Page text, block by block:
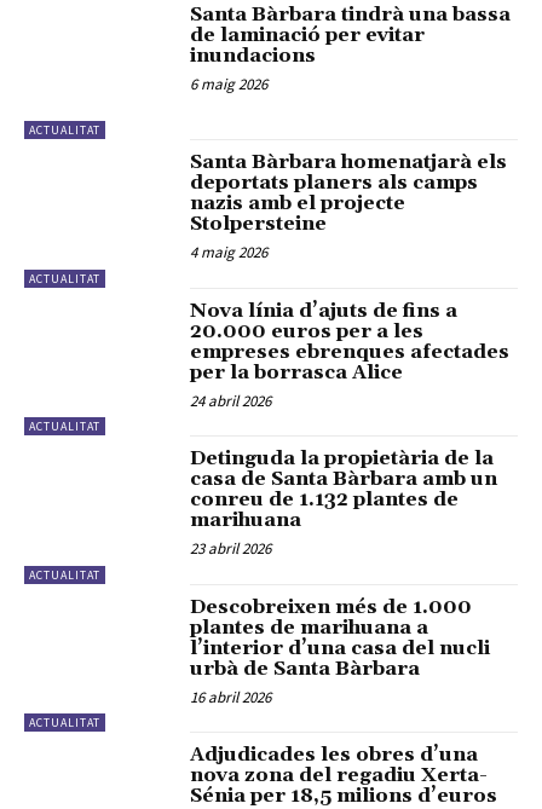
ACTUALITAT
Santa Bàrbara tindrà una bassa
de laminació per evitar
inundacions
6 maig 2026
ACTUALITAT
Santa Bàrbara homenatjarà els
deportats planers als camps
nazis amb el projecte
Stolpersteine
4 maig 2026
ACTUALITAT
Nova línia d’ajuts de fins a
20.000 euros per a les
empreses ebrenques afectades
per la borrasca Alice
24 abril 2026
ACTUALITAT
Detinguda la propietària de la
casa de Santa Bàrbara amb un
conreu de 1.132 plantes de
marihuana
23 abril 2026
ACTUALITAT
Descobreixen més de 1.000
plantes de marihuana a
l’interior d’una casa del nucli
urbà de Santa Bàrbara
16 abril 2026
Adjudicades les obres d’una
nova zona del regadiu Xerta-
Sénia per 18,5 milions d’euros